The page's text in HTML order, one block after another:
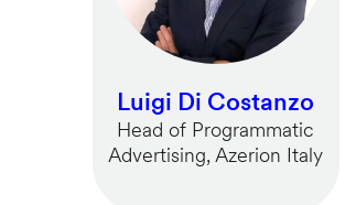
Luigi Di Costanzo
Head of Programmatic
Advertising, Azerion Italy